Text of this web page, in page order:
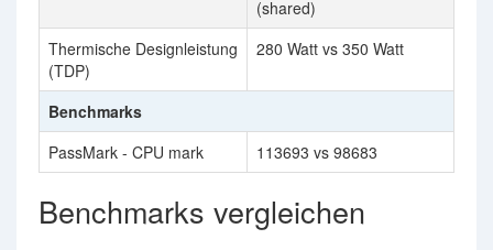
(shared)
Thermische Designleistung
(TDP)
280 Watt vs 350 Watt
Benchmarks
PassMark - CPU mark
113693 vs 98683
Benchmarks vergleichen